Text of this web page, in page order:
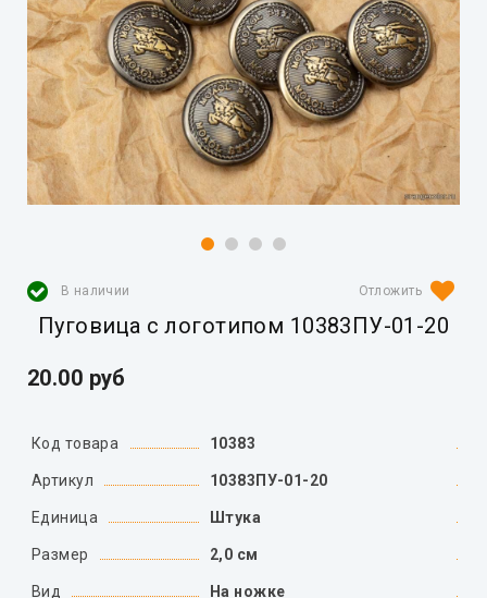
В наличии
Пуговица с логотипом 10383ПУ-01-20
20.00 руб
Код товара 10383
Артикул 10383ПУ-01-20
Единица Штука
Размер 2,0 см
Вид На ножке